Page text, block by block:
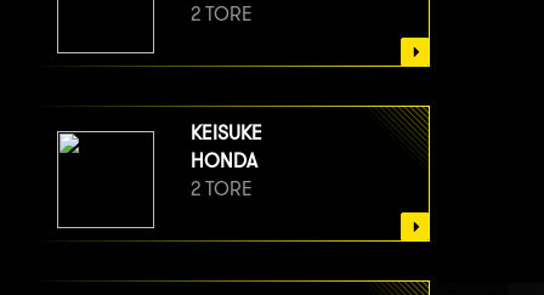
2 TORE
KEISUKE
HONDA
2 TORE